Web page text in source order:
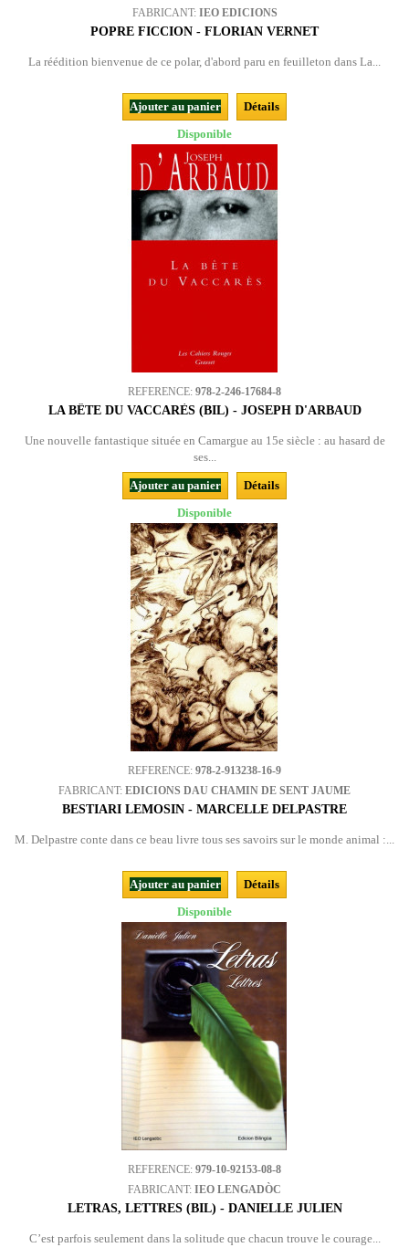
FABRICANT: IEO EDICIONS
POPRE FICCION - FLORIAN VERNET
La réédition bienvenue de ce polar, d'abord paru en feuilleton dans La...
Ajouter au panier
Détails
Disponible
REFERENCE: 978-2-246-17684-8
LA BÊTE DU VACCARÈS (BIL) - JOSEPH D'ARBAUD
Une nouvelle fantastique située en Camargue au 15e siècle : au hasard de
ses...
Ajouter au panier
Détails
Disponible
REFERENCE: 978-2-913238-16-9
FABRICANT: EDICIONS DAU CHAMIN DE SENT JAUME
BESTIARI LEMOSIN - MARCELLE DELPASTRE
M. Delpastre conte dans ce beau livre tous ses savoirs sur le monde animal :...
Ajouter au panier
Détails
Disponible
REFERENCE: 979-10-92153-08-8
FABRICANT: IEO LENGADÒC
LETRAS, LETTRES (BIL) - DANIELLE JULIEN
C’est parfois seulement dans la solitude que chacun trouve le courage...